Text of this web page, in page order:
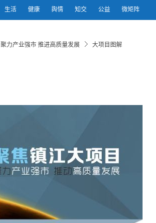
生活 健康 舆情 知交 公益 微矩阵
聚力产业强市 推进高质量发展 大项目图解